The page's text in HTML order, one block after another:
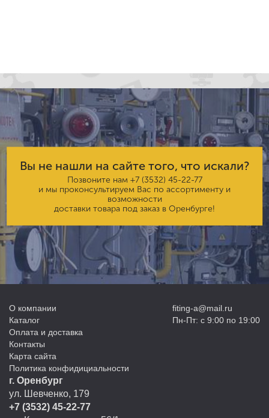
Вы не нашли на сайте того, что искали?
Позвоните нам +7 (3532) 45-22-77
и мы проконсультируем Вас по ассортименту и
возможности
доставки товара под заказ в Оренбурге!
О компании
Каталог
Оплата и доставка
Контакты
Карта сайта
Политика конфидициальности
fiting-a@mail.ru
Пн-Пт: с 9:00 по 19:00
г. Оренбург
ул. Шевченко, 179
+7 (3532) 45-22-77